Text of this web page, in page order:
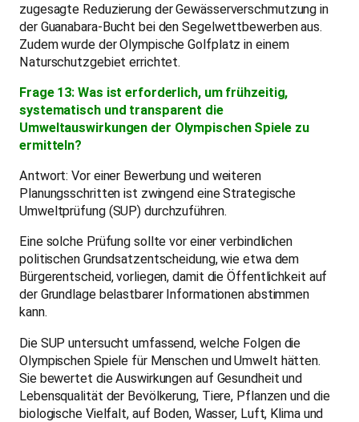
zugesagte Reduzierung der Gewässerverschmutzung in
der Guanabara-Bucht bei den Segelwettbewerben aus.
Zudem wurde der Olympische Golfplatz in einem
Naturschutzgebiet errichtet.
Frage 13: Was ist erforderlich, um frühzeitig,
systematisch und transparent die
Umweltauswirkungen der Olympischen Spiele zu
ermitteln?
Antwort: Vor einer Bewerbung und weiteren
Planungsschritten ist zwingend eine Strategische
Umweltprüfung (SUP) durchzuführen.
Eine solche Prüfung sollte vor einer verbindlichen
politischen Grundsatzentscheidung, wie etwa dem
Bürgerentscheid, vorliegen, damit die Öffentlichkeit auf
der Grundlage belastbarer Informationen abstimmen
kann.
Die SUP untersucht umfassend, welche Folgen die
Olympischen Spiele für Menschen und Umwelt hätten.
Sie bewertet die Auswirkungen auf Gesundheit und
Lebensqualität der Bevölkerung, Tiere, Pflanzen und die
biologische Vielfalt, auf Boden, Wasser, Luft, Klima und